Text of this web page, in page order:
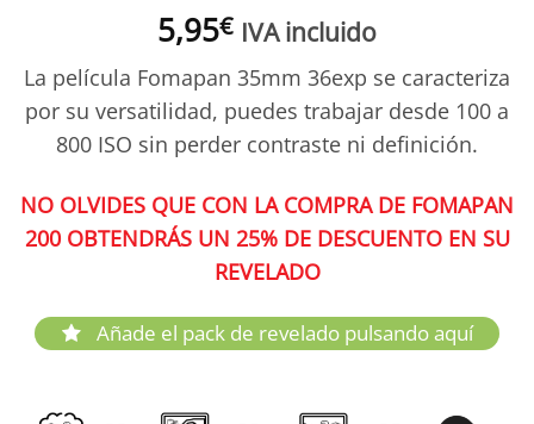
5,95€ IVA incluido
La película Fomapan 35mm 36exp se caracteriza
por su versatilidad, puedes trabajar desde 100 a
800 ISO sin perder contraste ni definición.
NO OLVIDES QUE CON LA COMPRA DE FOMAPAN
200 OBTENDRÁS UN 25% DE DESCUENTO EN SU
REVELADO
Añade el pack de revelado pulsando aquí